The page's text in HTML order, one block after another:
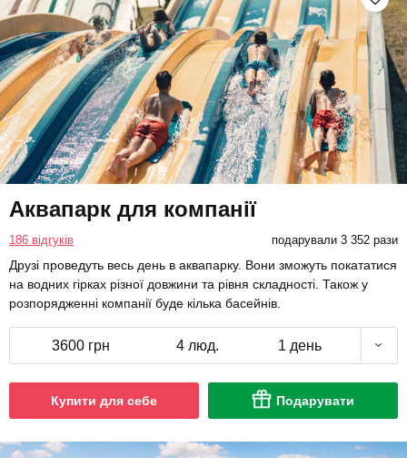
Аквапарк для компанії
186 відгуків подарували 3 352 рази
Друзі проведуть весь день в аквапарку. Вони зможуть покататися
на водних гірках різної довжини та рівня складності. Також у
розпорядженні компанії буде кілька басейнів.
3600 грн 4 люд. 1 день
Купити для себе Подарувати